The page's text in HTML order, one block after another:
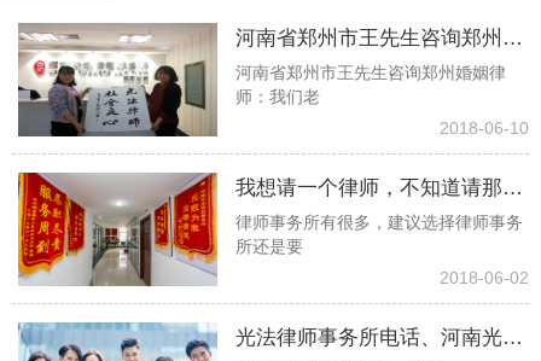
河南省郑州市王先生咨询郑州婚
姻律师：我们老伴俩今年都八十
多了，没有任何经济来源，有两
一个孙子，但是当我们问他要钱
时，他说他是孙子没有赡养我们
的义务，请问对吗？
河南省郑州市王先生咨询郑州婚姻律
师：我们老
2018-06-10
我想请一个律师，不知道请那个
律师事务所更好些！
律师事务所有很多，建议选择律师事务
所还是要
2018-06-02
光法律师事务所电话、河南光法